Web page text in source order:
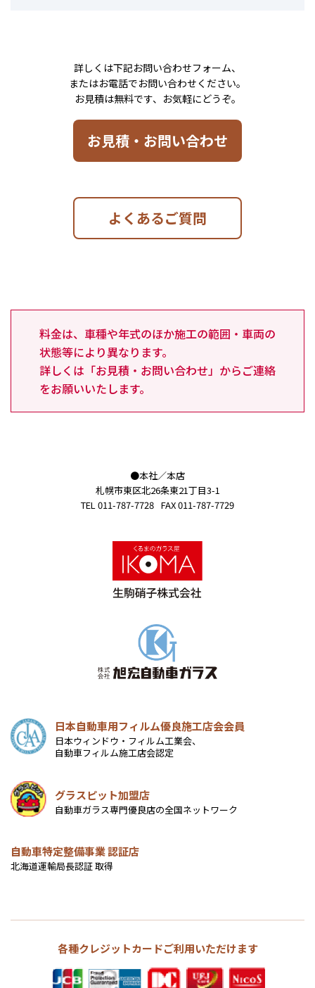
詳しくは下記お問い合わせフォーム、
またはお電話でお問い合わせください。
お見積は無料です、お気軽にどうぞ。
お見積・お問い合わせ
よくあるご質問
料金は、車種や年式のほか施工の範囲・車両の
状態等により異なります。
詳しくは「お見積・お問い合わせ」からご連絡
をお願いいたします。
●本社／本店
札幌市東区北26条東21丁目3-1
TEL 011-787-7728 FAX 011-787-7729
日本自動車用フィルム優良施工店会会員
日本ウィンドウ・フィルム工業会、
自動車フィルム施工店会認定
グラスピット加盟店
自動車ガラス専門優良店の全国ネットワーク
自動車特定整備事業 認証店
北海道運輸局長認証 取得
各種クレジットカードご利用いただけます